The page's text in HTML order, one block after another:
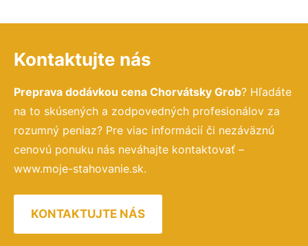
Kontaktujte nás
Preprava dodávkou cena Chorvátsky Grob? Hľadáte
na to skúsených a zodpovedných profesionálov za
rozumný peniaz? Pre viac informácií či nezáväznú
cenovú ponuku nás neváhajte kontaktovať –
www.moje-stahovanie.sk.
KONTAKTUJTE NÁS